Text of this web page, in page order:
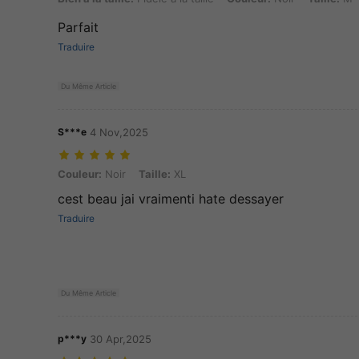
Parfait
Traduire
Du Même Article
S***e 4 Nov,2025
Couleur: Noir, Taille: XL
Couleur: Noir Taille: XL
cest beau jai vraimenti hate dessayer
Traduire
Du Même Article
p***y 30 Apr,2025